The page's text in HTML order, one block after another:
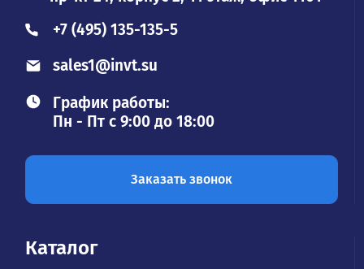
+7 (495) 135-135-5
sales1@invt.su
График работы:
Пн - Пт с 9:00 до 18:00
Заказать звонок
Каталог